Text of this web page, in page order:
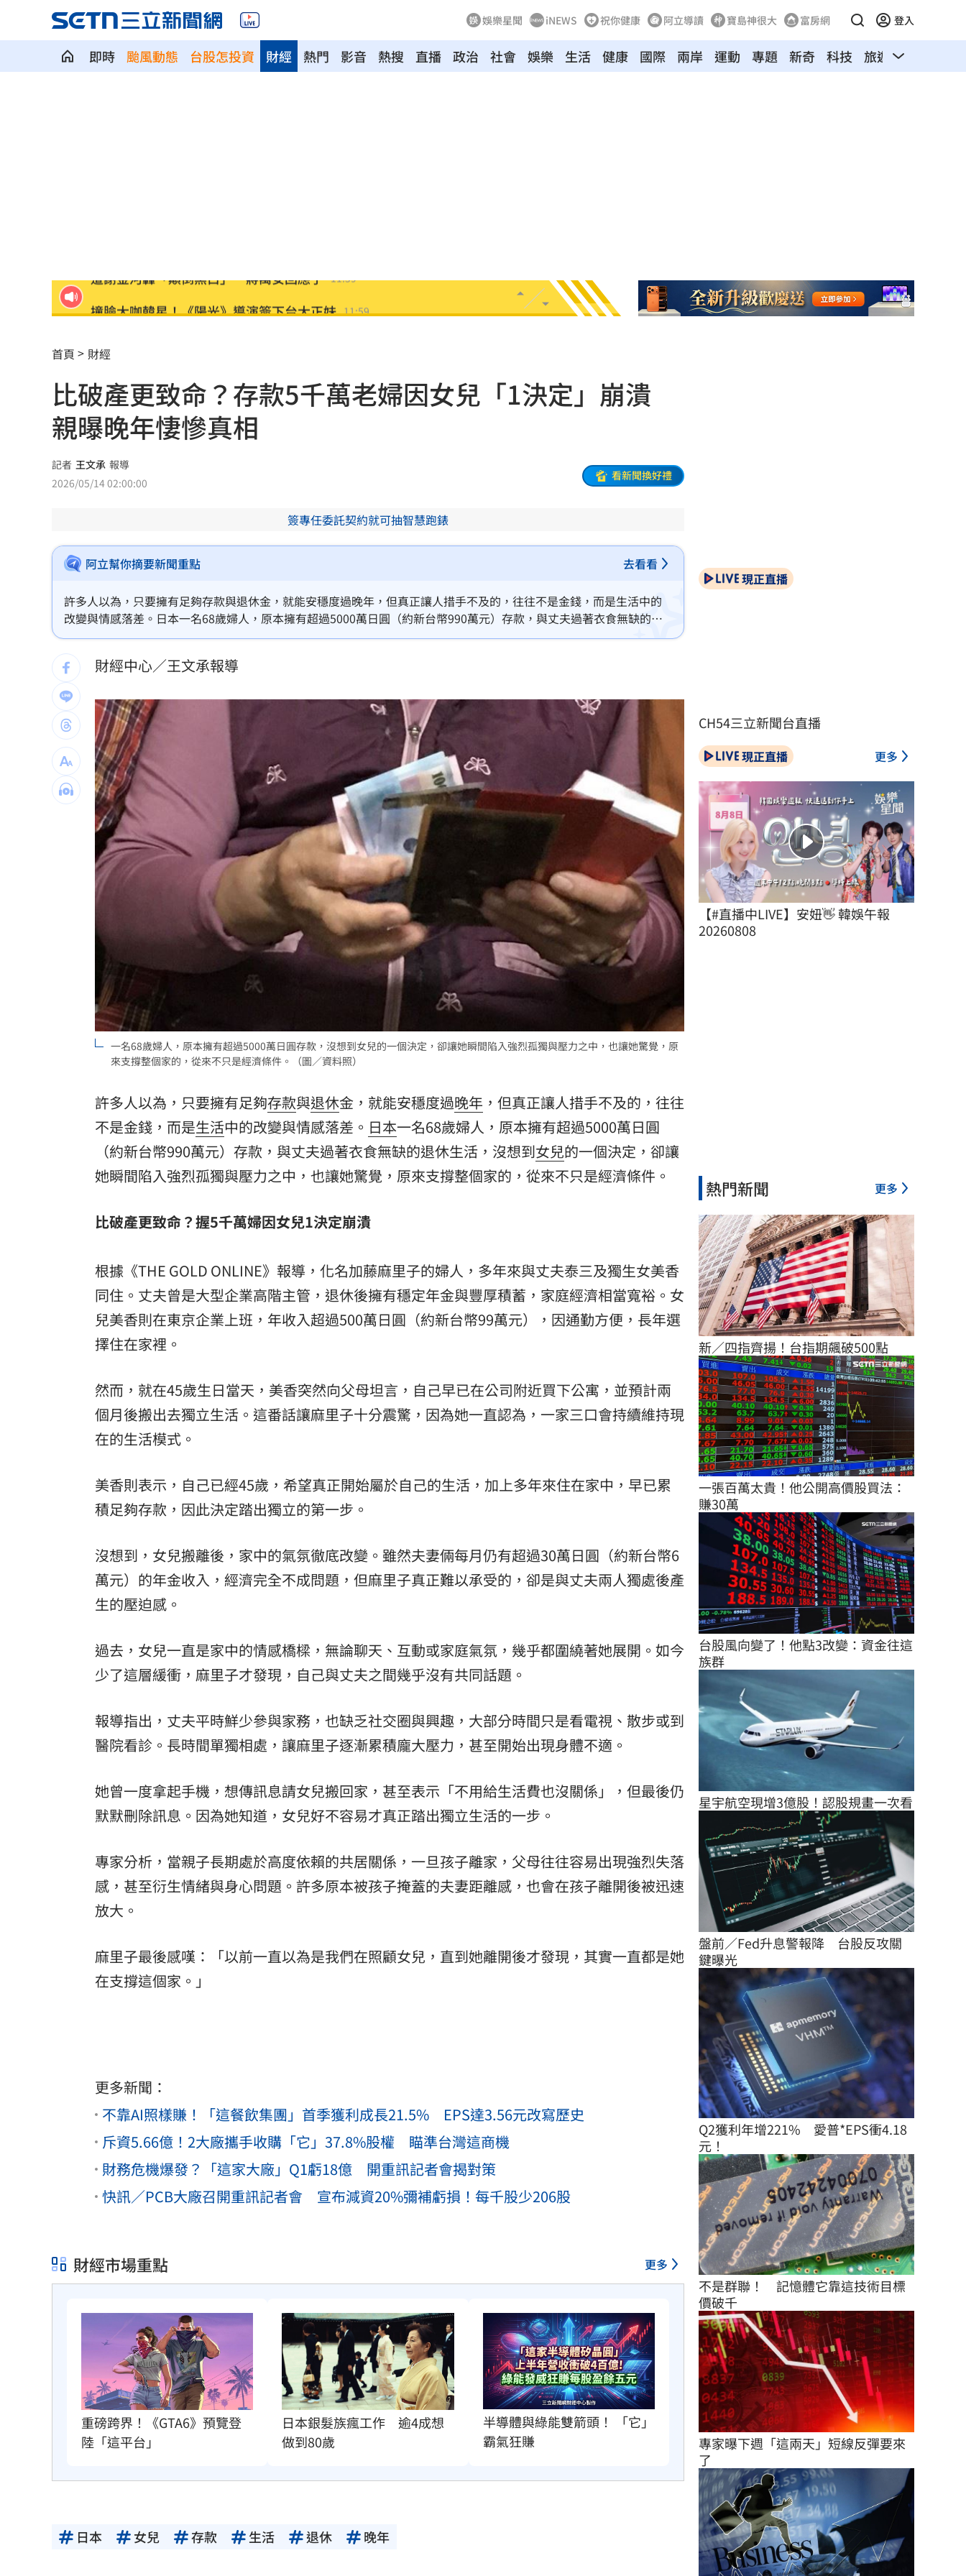
娛樂星聞 iNEWS 祝你健康 阿立導讀 寶島神很大 富房網 登入
即時 颱風動態 台股怎投資 熱門 影音 熱搜 直播 政治 社會 娛樂 生活 健康 國際 兩岸 運動
財經 專題 新奇 科技 旅遊 汽車
發新冠藥拉票！郭再添陸妻二審下場慘
父親節提政見禮包 蘇巧慧：要做最強後盾 11:54
楊千霈一人扛2女兒出國！突崩潰大哭
王凱生前暴瘦！經紀人曝「這裡」出狀況
見放火翻垃圾找相機 黃豪平憶16年前往事
中國藉颱風交管台海船舶 ！陸委會回擊 11:44
白海豚甩雨彈！週末炸大雨區域曝光
獨／姜厚任新歡爆黑歷史 楊光友怒揭內幕 11:31
56歲男星突宣布再婚 神秘圈外妻子已懷孕 11:27
綠5戰將推父親節影音 他遭賴清德吐槽
奉獻醫學研究逾40年！林慶順教授不幸離世
捲校園霸凌爭議 知名韓星海外發展近況曝 11:12
台灣彩券開獎直播中 20:31
LIVE三立+24小時直播 15:27
三立iNEWS新聞台線上直播 18:00
AI時代！威力馬導入智慧營運系統提升效率 12:00
台彩父親節推新刮刮樂千萬頭獎超「爸」氣 12:00
商場戰國來臨 台中「頂奢大道」逐漸成形 12:00
「拍片人的多重宇宙」職涯論壇9/12登場！
8國球員齊聚高雄 Formosa 7s掀足球熱潮
理想混蛋號召粉絲跨海追星吃美食！ 18:15
首頁 財經
比破產更致命？存款5千萬老婦因女兒「1決定」崩潰
親曝晚年悽慘真相
記者 王文承 報導
2026/05/14 02:00:00
看新聞換好禮
簽專任委託契約就可抽智慧跑錶
阿立幫你摘要新聞重點 去看看
許多人以為，只要擁有足夠存款與退休金，就能安穩度過晚年，但真正讓人措手不及的，往往不是金錢，而是生活中的
改變與情感落差。日本一名68歲婦人，原本擁有超過5000萬日圓（約新台幣990萬元）存款，與丈夫過著衣食無缺的退
休生活，沒想到女兒的一個決定，卻讓她瞬間陷入強烈孤獨與壓力之中，也讓她驚覺，原來支撐整個家的，從來不只是
經濟條件。
財經中心／王文承報導
一名68歲婦人，原本擁有超過5000萬日圓存款，沒想到女兒的一個決定，卻讓她瞬間陷入強烈孤獨與壓力之中，也讓她驚覺，原
來支撐整個家的，從來不只是經濟條件。（圖／資料照）
許多人以為，只要擁有足夠存款與退休金，就能安穩度過晚年 ，但真正讓人措手不及的，往往
不是金錢，而是生活中的改變與情感落差。 日本一名68歲婦人，原本擁有超過5000萬日圓
（約新台幣990萬元）存款，與丈夫過著衣食無缺的退休生活，沒想到女兒的一個決定，卻讓
她瞬間陷入強烈孤獨與壓力之中，也讓她驚覺，原來支撐整個家的，從來不只是經濟條件。
比破產更致命？握5千萬婦因女兒1決定崩潰
根據《THE GOLD ONLINE》報導，化名加藤麻里子的婦人，多年來與丈夫泰三及獨生女美香
同住。丈夫曾是大型企業高階主管，退休後擁有穩定年金與豐厚積蓄，家庭經濟相當寬裕。女
兒美香則在東京企業上班，年收入超過500萬日圓（約新台幣99萬元），因通勤方便，長年選
擇住在家裡。
然而，就在45歲生日當天，美香突然向父母坦言，自己早已在公司附近買下公寓，並預計兩
個月後搬出去獨立生活。這番話讓麻里子十分震驚，因為她一直認為，一家三口會持續維持現
在的生活模式。
美香則表示，自己已經45歲，希望真正開始屬於自己的生活，加上多年來住在家中，早已累
積足夠存款，因此決定踏出獨立的第一步。
沒想到，女兒搬離後，家中的氣氛徹底改變。雖然夫妻倆每月仍有超過30萬日圓（約新台幣6
萬元）的年金收入，經濟完全不成問題，但麻里子真正難以承受的，卻是與丈夫兩人獨處後產
生的壓迫感。
過去，女兒一直是家中的情感橋樑，無論聊天、互動或家庭氣氛，幾乎都圍繞著她展開。如今
少了這層緩衝，麻里子才發現，自己與丈夫之間幾乎沒有共同話題。
報導指出，丈夫平時鮮少參與家務，也缺乏社交圈與興趣，大部分時間只是看電視、散步或到
醫院看診。長時間單獨相處，讓麻里子逐漸累積龐大壓力，甚至開始出現身體不適。
她曾一度拿起手機，想傳訊息請女兒搬回家，甚至表示「不用給生活費也沒關係」，但最後仍
默默刪除訊息。因為她知道，女兒好不容易才真正踏出獨立生活的一步。
專家分析，當親子長期處於高度依賴的共居關係，一旦孩子離家，父母往往容易出現強烈失落
感，甚至衍生情緒與身心問題。許多原本被孩子掩蓋的夫妻距離感，也會在孩子離開後被迅速
放大。
麻里子最後感嘆：「以前一直以為是我們在照顧女兒，直到她離開後才發現，其實一直都是她
在支撐這個家。」
更多新聞：
不靠AI照樣賺！「這餐飲集團」首季獲利成長21.5% EPS達3.56元改寫歷史
斥資5.66億！2大廠攜手收購「它」37.8%股權 瞄準台灣這商機
財務危機爆發？「這家大廠」Q1虧18億 開重訊記者會揭對策
快訊／PCB大廠召開重訊記者會 宣布減資20%彌補虧損！每千股少206股
財經市場重點 更多
重磅跨界！《GTA6》預覽登
陸「這平台」
日本銀髮族瘋工作　逾4成想
做到80歲
半導體與綠能雙箭頭！ 「它」
霸氣狂賺
日本 女兒 存款 生活 退休 晚年
現正直播
CH54三立新聞台直播
現正直播 更多
【#直播中LIVE】安妞👋 韓娛午報
20260808
熱門新聞 更多
新／四指齊揚！台指期飆破500點
一張百萬太貴！他公開高價股買法：
賺30萬
台股風向變了！他點3改變：資金往這
族群
星宇航空現增3億股！認股規畫一次看
盤前／Fed升息警報降　台股反攻關
鍵曝光
Q2獲利年增221%　愛普*EPS衝4.18
元！
不是群聯！　記憶體它靠這技術目標
價破千
專家曝下週「這兩天」短線反彈要來
了